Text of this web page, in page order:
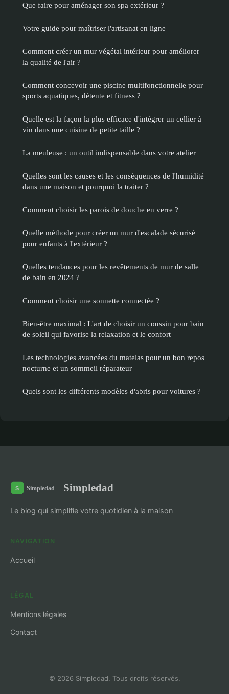
Que faire pour aménager son spa extérieur ?
Votre guide pour maîtriser l'artisanat en ligne
Comment créer un mur végétal intérieur pour améliorer
la qualité de l'air ?
Comment concevoir une piscine multifonctionnelle pour
sports aquatiques, détente et fitness ?
Quelle est la façon la plus efficace d'intégrer un cellier à
vin dans une cuisine de petite taille ?
La meuleuse : un outil indispensable dans votre atelier
Quelles sont les causes et les conséquences de l'humidité
dans une maison et pourquoi la traiter ?
Comment choisir les parois de douche en verre ?
Quelle méthode pour créer un mur d'escalade sécurisé
pour enfants à l'extérieur ?
Quelles tendances pour les revêtements de mur de salle
de bain en 2024 ?
Comment choisir une sonnette connectée ?
Bien-être maximal : L'art de choisir un coussin pour bain
de soleil qui favorise la relaxation et le confort
Les technologies avancées du matelas pour un bon repos
nocturne et un sommeil réparateur
Quels sont les différents modèles d'abris pour voitures ?
Simpledad
Le blog qui simplifie votre quotidien à la maison
NAVIGATION
Accueil
LÉGAL
Mentions légales
Contact
© 2026 Simpledad. Tous droits réservés.